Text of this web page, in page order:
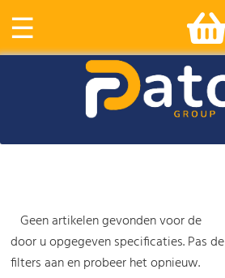
☰
Geen artikelen gevonden voor de
door u opgegeven specificaties. Pas de
filters aan en probeer het opnieuw.